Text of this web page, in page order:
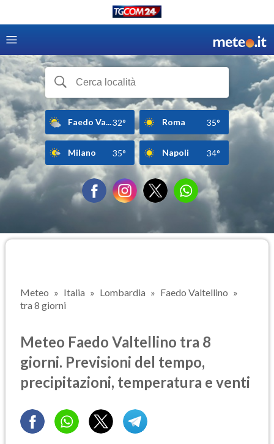
Faedo Va...32° Roma 35°
Milano 35° Napoli 34°
Meteo Italia Lombardia
Faedo Valtellino
tra 8 giorni
Meteo Faedo Valtellino tra 8
giorni. Previsioni del tempo,
precipitazioni, temperatura e venti